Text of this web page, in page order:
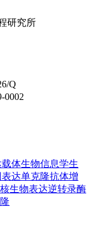
研究所
Q
0002
体生物信息学生
达单克隆抗体增
生物表达逆转录酶